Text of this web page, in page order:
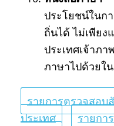
ประโยชน์ในก
ถิ่นได้ ไม่เพีย
ประเทศเจ้าภ
ภาษาไปด้วยใ
รายการตรวจสอบ
ประเทศ
รายกา